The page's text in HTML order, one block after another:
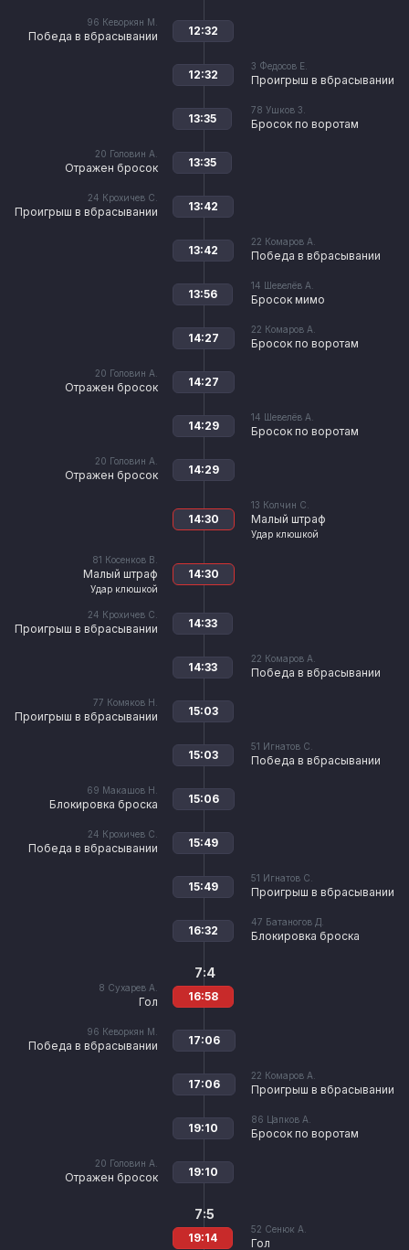
96 Кеворкян М.
Победа в вбрасывании 12:32
3 Федосов Е.
Проигрыш в вбрасывании
12:32
78 Ушков З.
Бросок по воротам
13:35
20 Головин А.
Отражен бросок 13:35
24 Крохичев С.
Проигрыш в вбрасывании 13:42
22 Комаров А.
Победа в вбрасывании
13:42
14 Шевелёв А.
Бросок мимо
13:56
22 Комаров А.
Бросок по воротам
14:27
20 Головин А.
Отражен бросок 14:27
14 Шевелёв А.
Бросок по воротам
14:29
20 Головин А.
Отражен бросок 14:29
13 Колчин С.
Малый штраф
Удар клюшкой
14:30
81 Косенков В.
Малый штраф
Удар клюшкой
14:30
24 Крохичев С.
Проигрыш в вбрасывании 14:33
22 Комаров А.
Победа в вбрасывании
14:33
77 Комяков Н.
Проигрыш в вбрасывании 15:03
51 Игнатов С.
Победа в вбрасывании
15:03
69 Макашов Н.
Блокировка броска 15:06
24 Крохичев С.
Победа в вбрасывании 15:49
51 Игнатов С.
Проигрыш в вбрасывании
15:49
47 Батаногов Д.
Блокировка броска
16:32
8 Сухарев А.
Гол
7:4
16:58
96 Кеворкян М.
Победа в вбрасывании 17:06
22 Комаров А.
Проигрыш в вбрасывании
17:06
86 Цапков А.
Бросок по воротам
19:10
20 Головин А.
Отражен бросок 19:10
52 Сенюк А.
Гол
7:5
19:14